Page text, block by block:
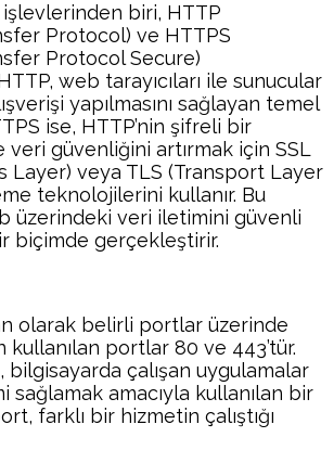
işlevlerinden biri, HTTP
Protocol) ve HTTPS
Protocol Secure)
web tarayıcıları ile sunucular
yapılmasını sağlayan temel
ise, HTTP’nin şifreli bir
güvenliğini artırmak için SSL
Layer) veya TLS (Transport Layer
teknolojilerini kullanır. Bu
üzerindeki veri iletimini güvenli
biçimde gerçekleştirir.
olarak belirli portlar üzerinde
kullanılan portlar 80 ve 443’tür.
bilgisayarda çalışan uygulamalar
sağlamak amacıyla kullanılan bir
farklı bir hizmetin çalıştığı